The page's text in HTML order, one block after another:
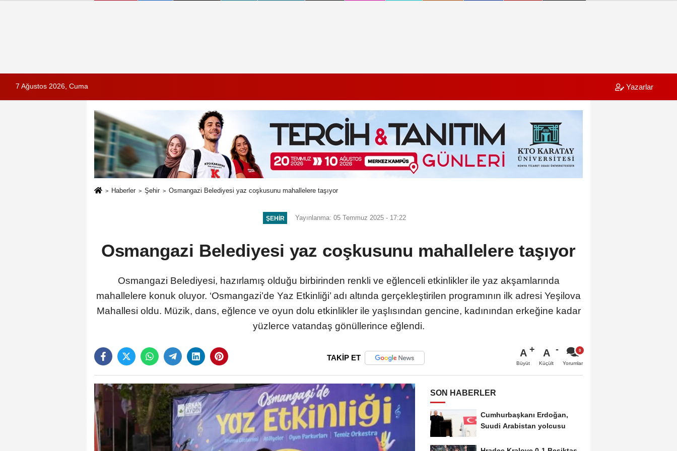
7 Ağustos 2026, Cuma Yazarlar
Haberler Şehir Osmangazi Belediyesi yaz coşkusunu mahallelere taşıyor
ŞEHIR Yayınlanma: 05 Temmuz 2025 - 17:22
Osmangazi Belediyesi yaz coşkusunu mahallelere taşıyor
Osmangazi Belediyesi, hazırlamış olduğu birbirinden renkli ve eğlenceli etkinlikler ile yaz akşamlarında
mahallelere konuk oluyor. ‘Osmangazi’de Yaz Etkinliği’ adı altında gerçekleştirilen programının ilk adresi Yeşilova
Mahallesi oldu. Müzik, dans, eğlence ve oyun dolu etkinlikler ile yaşlısından gencine, kadınından erkeğine kadar
yüzlerce vatandaş gönüllerince eğlendi.
TAKİP ET A
Büyüt
A
Küçült Yorumlar
SON HABERLER
Cumhurbaşkanı Erdoğan,
Suudi Arabistan yolcusu